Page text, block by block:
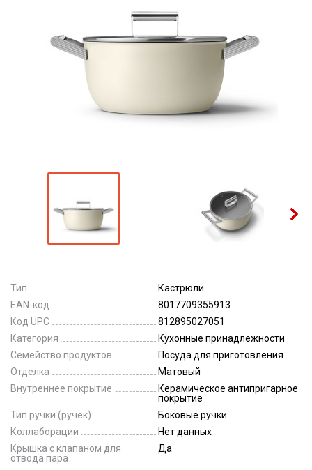
Тип
Кастрюли
EAN-код
8017709355913
Код UPC
812895027051
Категория
Кухонные принадлежности
Семейство продуктов
Посуда для приготовления
Отделка
Матовый
Внутреннее покрытие
Керамическое антипригарное
покрытие
Тип ручки (ручек)
Боковые ручки
Коллаборации
Нет данных
Крышка с клапаном для
отвода пара
Да